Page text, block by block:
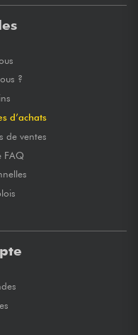
?
d’achats
de ventes
FAQ